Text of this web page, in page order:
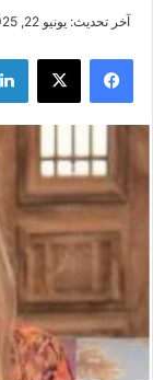
آخر تحديث: يونيو 22, 2025
فيسبوك ‫X